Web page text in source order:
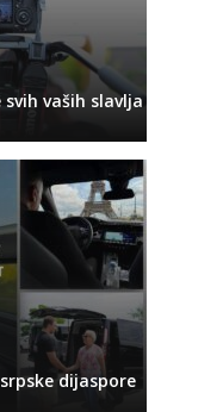
vaših slavlja
dijaspore